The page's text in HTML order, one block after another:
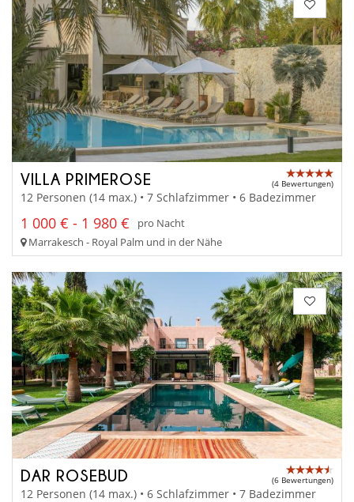
VILLA PRIMEROSE (4 Bewertungen)
12 Personen (14 max.) • 7 Schlafzimmer • 6 Badezimmer
1 000 € - 1 980 €
pro Nacht
Marrakesch - Royal Palm und in der Nähe
DAR ROSEBUD (6 Bewertungen)
12 Personen (14 max.) • 6 Schlafzimmer • 7 Badezimmer